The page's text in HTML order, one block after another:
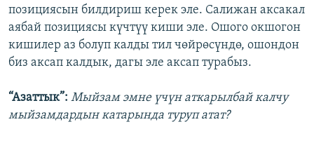
позициясын билдириш керек эле. Салижан аксакал
аябай позициясы күчтүү киши эле. Ошого окшогон
кишилер аз болуп калды тил чөйрөсүндө, ошондон
биз аксап калдык, дагы эле аксап турабыз.
“Азаттык”: Мыйзам эмне үчүн аткарылбай калчу
мыйзамдардын катарында туруп атат?